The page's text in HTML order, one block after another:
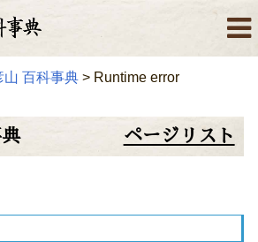
山 百科事典 > Runtime error
ページリスト